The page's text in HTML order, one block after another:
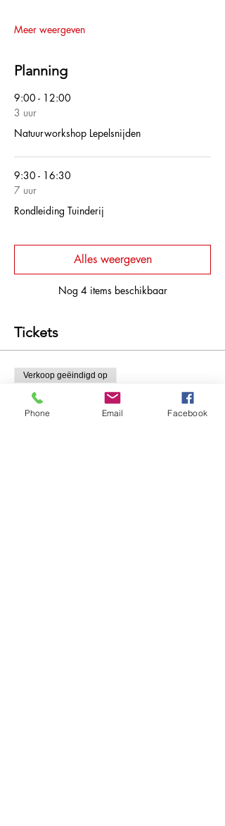
Meer weergeven
Planning
9:00 - 12:00
3 uur
Natuurworkshop Lepelsnijden
9:30 - 16:30
7 uur
Rondleiding Tuinderij
Nog 4 items beschikbaar
Alles weergeven
Tickets
Verkoop geëindigd op
Soort ticket
Workshop houtsnijden 9u-12u
Phone Email Facebook